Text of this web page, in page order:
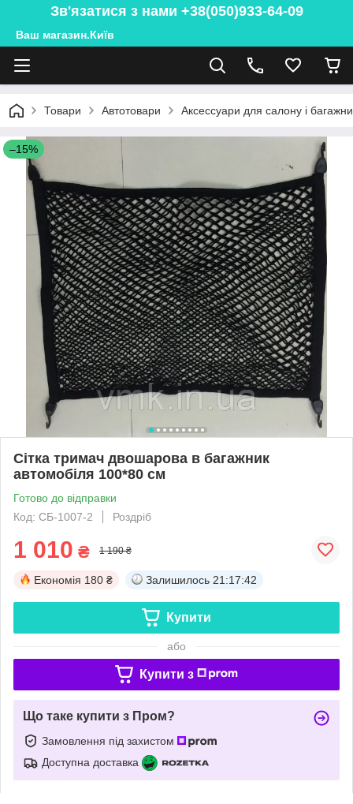
Зв'язатися з нами +38(050)933-64-09
Ваш магазин.Київ
Товари Автотовари Аксессуари для салону і
–15%
Сітка тримач двошарова в багажник
автомобіля 100*80 см
Готово до відправки
Код: СБ-1007-2
Роздріб
1 010 ₴ 1 190 ₴
Економія 180 ₴ Залишилось 21:17:42
Купити
або
Купити з
Що таке купити з Пром?
Замовлення під захистом
Доступна доставка